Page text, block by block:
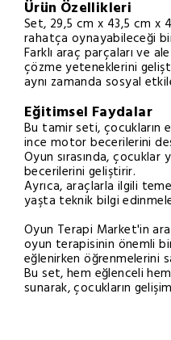
Ürün Özellikleri
Set, 29,5 cm x 43,5 cm x
rahatça oynayabileceği
Farklı araç parçaları ve
çözme yeteneklerini
aynı zamanda sosyal
Eğitimsel Faydalar
Bu tamir seti, çocukların
ince motor becerilerini
Oyun sırasında, çocuklar
becerilerini geliştirir.
Ayrıca, araçlarla ilgili
yaşta teknik bilgi
Oyun Terapi Market'in
oyun terapisinin önemli
eğlenirken öğrenmelerini
Bu set, hem eğlenceli
sunarak, çocukların